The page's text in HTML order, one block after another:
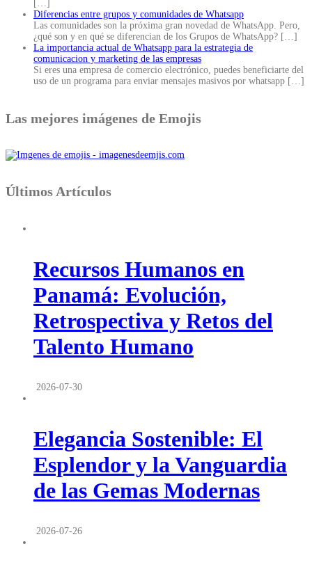
[…]
Diferencias entre grupos y comunidades de Whatsapp
Las comunidades son la próxima gran novedad de WhatsApp. Pero,
¿qué son y en qué se diferencian de los Grupos de WhatsApp? […]
La importancia actual de Whatsapp para la estrategia de
comunicacion y marketing de las empresas
Si eres una empresa de comercio electrónico, puedes beneficiarte del
uso de un programa para enviar mensajes masivos por whatsapp […]
Las mejores imágenes de Emojis
Últimos Artículos
Recursos Humanos en
Panamá: Evolución,
Retrospectiva y Retos del
Talento Humano
2026-07-30
Elegancia Sostenible: El
Esplendor y la Vanguardia
de las Gemas Modernas
2026-07-26